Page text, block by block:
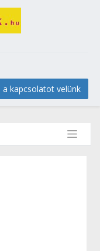
a kapcsolatot velünk